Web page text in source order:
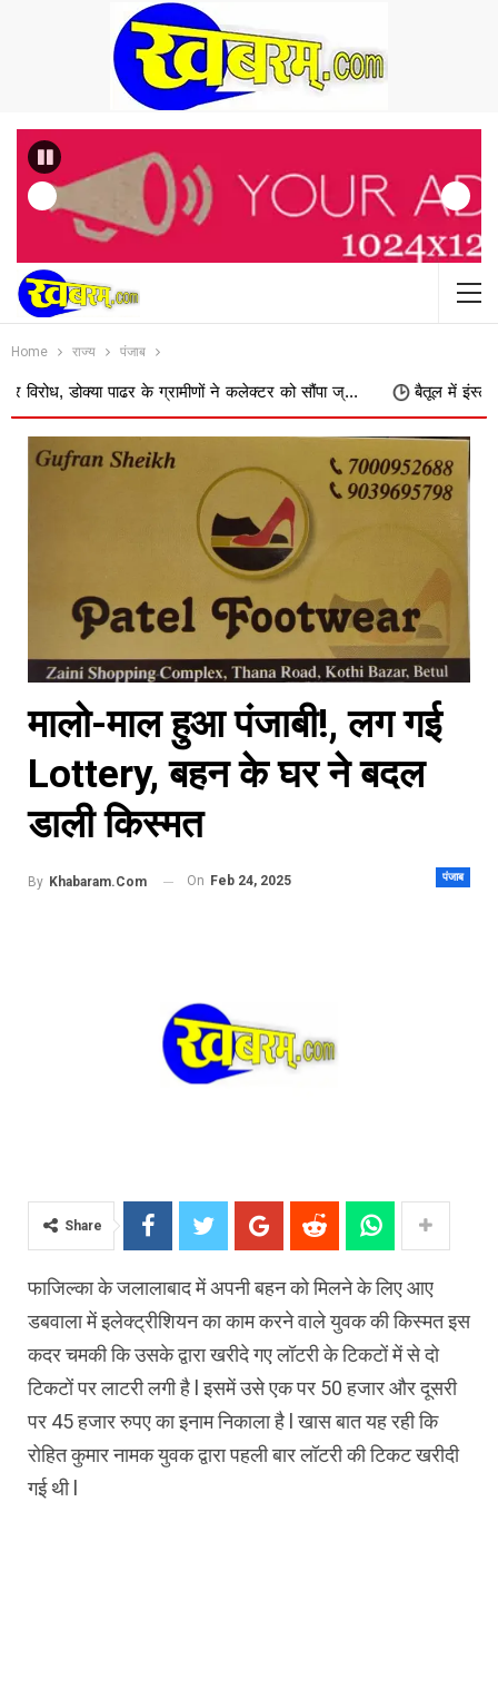
Previous
Home राज्य पंजाब
पाढर के ग्रामीणों ने कलेक्टर को सौंपा ज्... बैतूल में इंस्टग्राम पर झांसा
मालो-माल हुआ पंजाबी!, लग गई
Lottery, बहन के घर ने बदल
डाली किस्मत
पंजाब
By Khabaram.Com On Feb 24, 2025
Share
फाजिल्का के जलालाबाद में अपनी बहन को मिलने के लिए आए
डबवाला में इलेक्ट्रीशियन का काम करने वाले युवक की किस्मत इस
कदर चमकी कि उसके द्वारा खरीदे गए लॉटरी के टिकटों में से दो
टिकटों पर लाटरी लगी है l इसमें उसे एक पर 50 हजार और दूसरी
पर 45 हजार रुपए का इनाम निकाला है l खास बात यह रही कि
रोहित कुमार नामक युवक द्वारा पहली बार लॉटरी की टिकट खरीदी
गई थी l